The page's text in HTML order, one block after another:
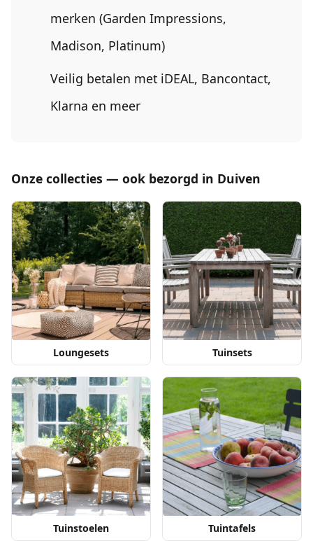
merken (Garden Impressions,
Madison, Platinum)
Veilig betalen met iDEAL, Bancontact,
Klarna en meer
Onze collecties — ook bezorgd in Duiven
Loungesets Tuinsets
Tuinstoelen Tuintafels